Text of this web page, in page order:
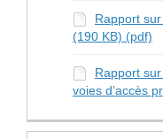
Rapport
(190 KB) (pdf)
Rapport
voies d’accès